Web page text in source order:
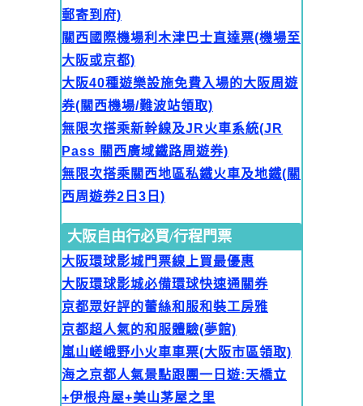
郵寄到府)
關西國際機場利木津巴士直達票(機場至
大阪或京都)
大阪40種遊樂設施免費入場的大阪周遊
券(關西機場/難波站領取)
無限次搭乘新幹線及JR火車系統(JR
Pass 關西廣域鐵路周遊券)
無限次搭乘關西地區私鐵火車及地鐵(關
西周遊券2日3日)
大阪自由行必買/行程門票
大阪環球影城門票線上買最優惠
大阪環球影城必備環球快速通關券
京都眾好評的蕾絲和服和裝工房雅
京都超人氣的和服體驗(夢館)
嵐山嵯峨野小火車車票(大阪市區領取)
海之京都人氣景點跟團一日遊:天橋立
+伊根舟屋+美山茅屋之里